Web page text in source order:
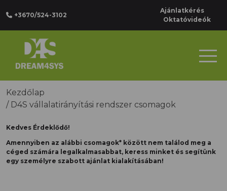
+3670/524-3102
Ajánlatkérés
Oktatóvideók
Kezdőlap
/ D4S vállalatirányítási rendszer csomagok
Kedves Érdeklődő!
Amennyiben az alábbi csomagok* között nem találod meg a
céged számára legalkalmasabbat, keress minket és segítünk
egy személyre szabott ajánlat kialakításában!